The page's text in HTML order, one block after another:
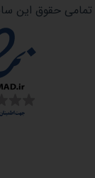
تمامی حقوق این